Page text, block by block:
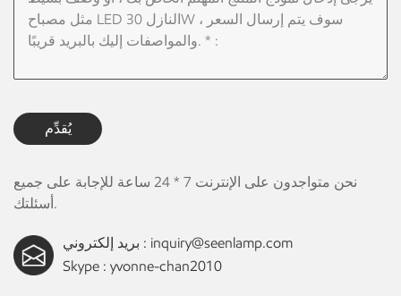
يُقدِّم
نحن متواجدون على الإنترنت 7 * 24 ساعة للإجابة على جميع
أسئلتك.
بريد إلكتروني : inquiry@seenlamp.com
Skype : yvonne-chan2010